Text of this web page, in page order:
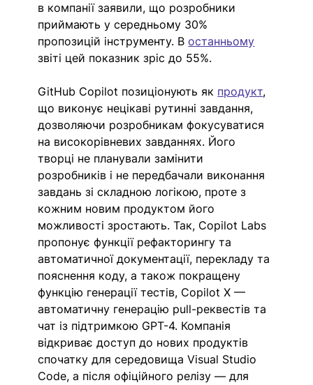
в компанії заявили, що розробники
приймають у середньому 30%
пропозицій інструменту. В останньому
звіті цей показник зріс до 55%.
GitHub Copilot позиціонують як продукт,
що виконує нецікаві рутинні завдання,
дозволяючи розробникам фокусуватися
на високорівневих завданнях. Його
творці не планували замінити
розробників і не передбачали виконання
завдань зі складною логікою, проте з
кожним новим продуктом його
можливості зростають. Так, Copilot Labs
пропонує функції рефакторингу та
автоматичної документації, перекладу та
пояснення коду, а також покращену
функцію генерації тестів, Copilot X —
автоматичну генерацію pull-реквестів та
чат із підтримкою GPT-4. Компанія
відкриває доступ до нових продуктів
спочатку для середовища Visual Studio
Code, а після офіційного релізу — для